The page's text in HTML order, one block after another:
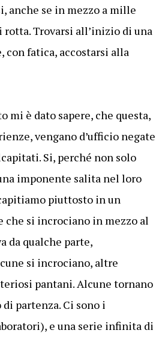
anche se in mezzo a mille
Trovarsi all’inizio di una
con fatica, accostarsi alla
mi è dato sapere, che questa,
vengano d’ufficio negate
Si, perché non solo
imponente salita nel loro
piuttosto in un
si incrociano in mezzo al
da qualche parte,
si incrociano, altre
pantani. Alcune tornano
partenza. Ci sono i
e una serie infinita di